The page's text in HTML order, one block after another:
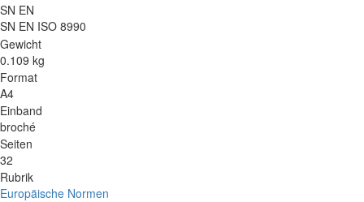
SN EN
SN EN ISO 8990
Gewicht
0.109 kg
Format
A4
Einband
broché
Seiten
32
Rubrik
Europäische Normen